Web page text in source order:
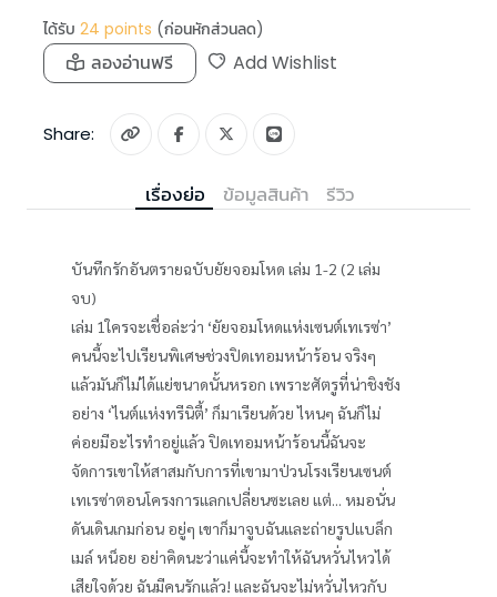
ได้รับ 24 points (ก่อนหักส่วนลด)
ลองอ่านฟรี Add Wishlist
Share:
เรื่องย่อ ข้อมูลสินค้า รีวิว
บันทึกรักอันตรายฉบับยัยจอมโหด เล่ม 1-2 (2 เล่ม
จบ)
เล่ม 1ใครจะเชื่อล่ะว่า ‘ยัยจอมโหดแห่งเซนต์เทเรซ่า’
คนนี้จะไปเรียนพิเศษช่วงปิดเทอมหน้าร้อน จริงๆ
แล้วมันก็ไม่ได้แย่ขนาดนั้นหรอก เพราะศัตรูที่น่าชิงชัง
อย่าง ‘ไนต์แห่งทรีนิตี้’ ก็มาเรียนด้วย ไหนๆ ฉันก็ไม่
ค่อยมีอะไรทำอยู่แล้ว ปิดเทอมหน้าร้อนนี้ฉันจะ
จัดการเขาให้สาสมกับการที่เขามาป่วนโรงเรียนเซนต์
เทเรซ่าตอนโครงการแลกเปลี่ยนซะเลย แต่... หมอนั่น
ดันเดินเกมก่อน อยู่ๆ เขาก็มาจูบฉันและถ่ายรูปแบล็ก
เมล์ หน็อย อย่าคิดนะว่าแค่นี้จะทำให้ฉันหวั่นไหวได้
เสียใจด้วย ฉันมีคนรักแล้ว! และฉันจะไม่หวั่นไหวกับ